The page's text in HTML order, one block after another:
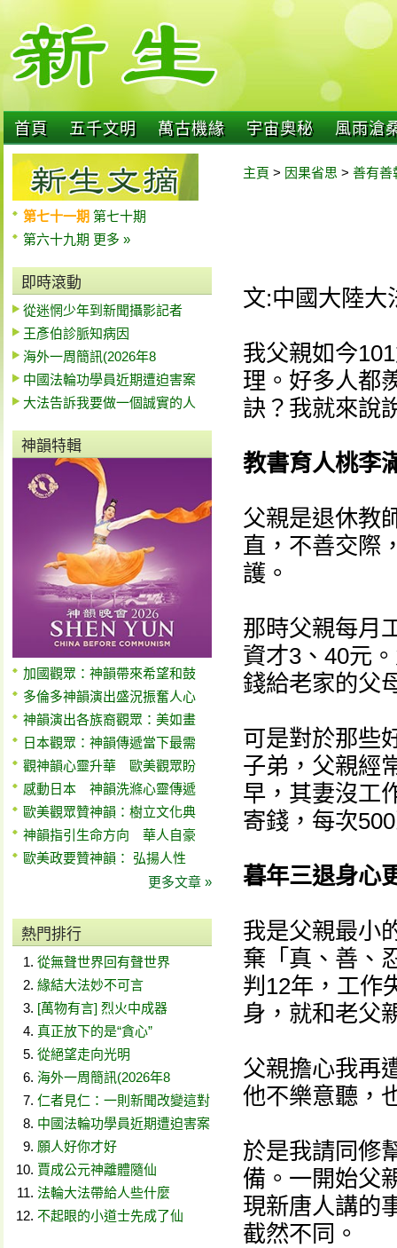
首頁 五千文明 萬古機緣 宇宙奧秘 風雨滄
第七十一期 第七十期
第六十九期 更多 »
即時滾動
從迷惘少年到新聞攝影記者
王彥伯診脈知病因
海外一周簡訊(2026年8
中國法輪功學員近期遭迫害案
大法告訴我要做一個誠實的人
神韻特輯
加國觀眾：神韻帶來希望和鼓
多倫多神韻演出盛況振奮人心
神韻演出各族裔觀眾：美如畫
日本觀眾：神韻傳遞當下最需
觀神韻心靈升華 歐美觀眾盼
感動日本 神韻洗滌心靈傳遞
歐美觀眾贊神韻：樹立文化典
神韻指引生命方向 華人自豪
歐美政要贊神韻： 弘揚人性
更多文章 »
熱門排行
從無聲世界回有聲世界
緣結大法妙不可言
[萬物有言] 烈火中成器
真正放下的是“貪心”
從絕望走向光明
海外一周簡訊(2026年8
仁者見仁：一則新聞改變這對
中國法輪功學員近期遭迫害案
願人好你才好
賈成公元神離體隨仙
法輪大法帶給人些什麼
不起眼的小道士先成了仙
主頁 > 因果省思 > 善有善
文:中國大陸大
我父親如今
理。好多人都
訣？我就來說
教書育人桃李
父親是退休教
直，不善交際
護。
那時父親每月
資才3、40元
錢給老家的父
可是對於那些
子弟，父親經
早，其妻沒工
寄錢，每次
暮年三退身心
我是父親最小
棄「真、善、
判12年，工作
身，就和老父
父親擔心我再
他不樂意聽，
於是我請同修
備。一開始父
現新唐人講的
截然不同。